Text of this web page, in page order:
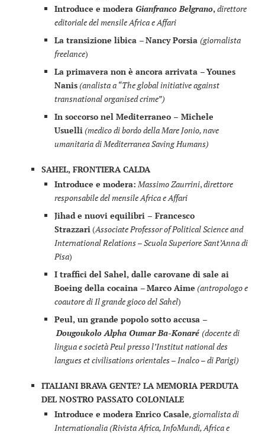
Introduce e modera Gianfranco Belgrano,direttore
editoriale del mensile Africa e Affari
La transizione libica –Nancy Porsia (giornalista
freelance)
La primavera non è ancora arrivata –Younes
Nanis(analista a “The global initiative against
transnational organised crime”)
In soccorso nel Mediterraneo – Michele
Usuelli(medico di bordo della Mare Jonio, nave
umanitaria di Mediterranea Saving Humans)
SAHEL, FRONTIERA CALDA
Introduce e modera: Massimo Zaurrini,direttore
responsabile del mensile Africa e Affari
Jihad e nuovi equilibri – Francesco
Strazzari(Associate Professor of Political Science and
International Relations–Scuola Superiore Sant’Anna di
Pisa)
I traffici del Sahel, dalle carovane di sale ai
Boeing della cocaina –Marco Aime (antropologo e
coautore di Il grande gioco del Sahel)
Peul, un grande popolo sotto accusa –
Dougoukolo Alpha Oumar Ba-Konaré (docente di
lingua e società Peul presso l’Institut national des
langues et civilisations orientales – Inalco – di Parigi)
ITALIANI BRAVA GENTE? LA MEMORIA PERDUTA
DEL NOSTRO PASSATO COLONIALE
Introduce e modera Enrico Casale, giornalista di
Internationalia (Rivista Africa, InfoMundi, Africa e